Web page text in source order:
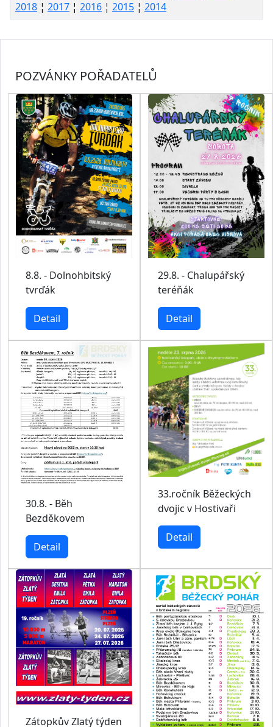
2018 ¦ 2017 ¦ 2016 ¦ 2015 ¦ 2014
POZVÁNKY POŘADATELŮ
8.8. - Dolnohbitský
tvrďák
Detail
29.8. - Chalupářský
teréňák
Detail
30.8. - Běh
Bezděkovem
Detail
33.ročník Běžeckých
dvojic v Hostivaři
Detail
Zátopkův Zlatý týden